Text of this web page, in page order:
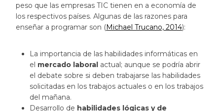
peso que las empresas TIC tienen en a economía de
los respectivos países. Algunas de las razones para
enseñar a programar son (Michael Trucano, 2014):
La importancia de las habilidades informáticas en
el mercado laboral actual; aunque se podría abrir
el debate sobre si deben trabajarse las habilidades
solicitadas en los trabajos actuales o en los trabajos
del mañana.
Desarrollo de habilidades lógicas y de